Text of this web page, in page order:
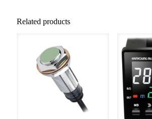
Related products